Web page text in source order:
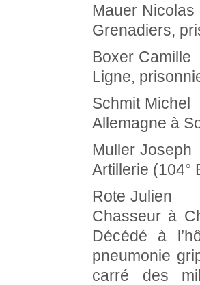
Mauer
Grenadiers,
Boxer
Ligne,
Schmit
Allemagne à
Muller
Artillerie (104°
Rote Julien
Chasseur à
Décédé à
pneumonie
carré des